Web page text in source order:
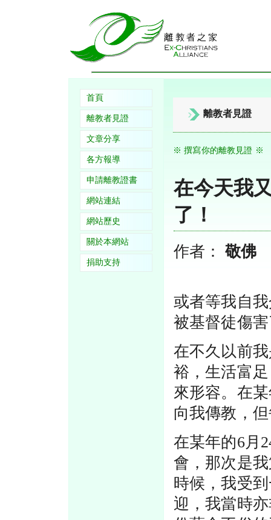
首頁
離教者見證
文章分享
各方報導
申請離教證書
網站連結
網站歷史
關於本網站
捐助支持
離教者見證
※ 撰寫你的離教見證 ※
在今天我
了！
作者： 敬佛
或者等我自
被基督徒傷
在不久以前
裕，生活富
來形容。在
向我傳教，
在某年的6月
會，那次是
時候，我受
迎，我當時